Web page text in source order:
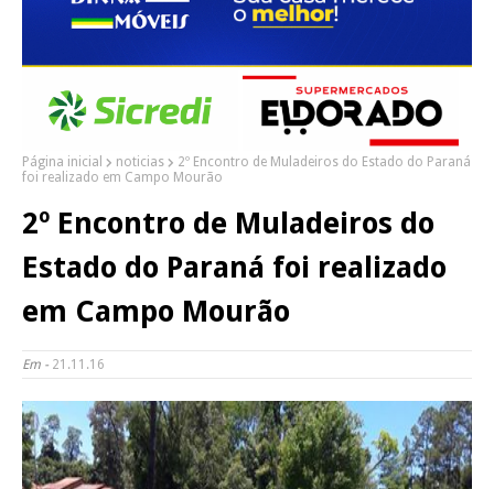
Página inicial noticias
2º Encontro de Muladeiros do Estado do Paraná
foi realizado em Campo Mourão
2º Encontro de Muladeiros do
Estado do Paraná foi realizado
em Campo Mourão
Em - 21.11.16